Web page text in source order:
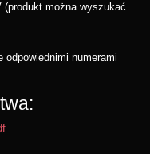
można wyszukać
odpowiednimi numerami